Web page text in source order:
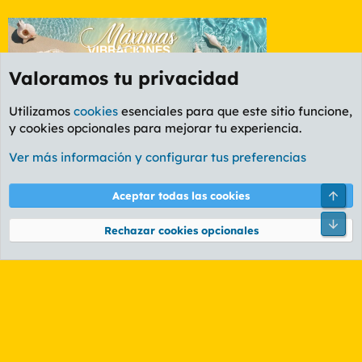
Foro Informática y Videojuegos
Cookies
PL OLDSTYLE AMARILLO
Términos y reglas Política de privacidad Ayuda
Community platform by XenForo® © 2010-2026 XenForo Ltd.
Valoramos tu privacidad
Utilizamos cookies esenciales para que este sitio funcione,
y cookies opcionales para mejorar tu experiencia.
Ver más información y configurar tus preferencias
Aceptar todas las cookies
Rechazar cookies opcionales
Pie